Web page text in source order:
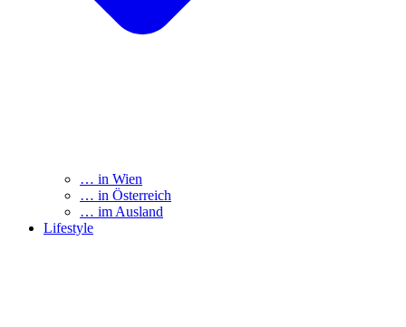
… in Wien
… in Österreich
… im Ausland
Lifestyle